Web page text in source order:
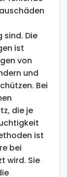
Ihrer
um
zu
der
Sie
für
Die
ist
von
und
Bei
die je
ist
bei
wird. Sie